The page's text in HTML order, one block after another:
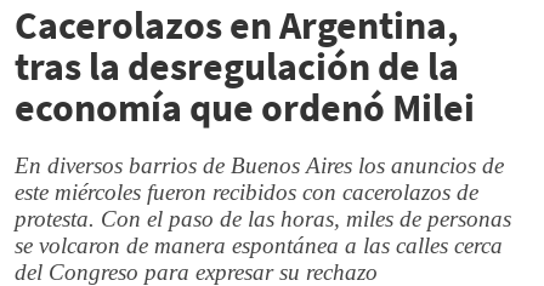
Cacerolazos en Argentina,
tras la desregulación de la
economía que ordenó Milei
En diversos barrios de Buenos Aires los anuncios de
este miércoles fueron recibidos con cacerolazos de
protesta. Con el paso de las horas, miles de personas
se volcaron de manera espontánea a las calles cerca
del Congreso para expresar su rechazo